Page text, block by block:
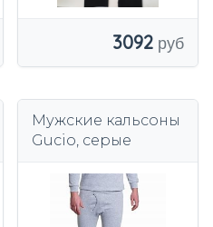
3092
Мужские кальсоны
Gucio, серые